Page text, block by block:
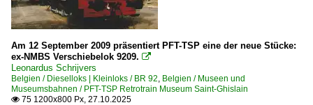
Am 12 September 2009 präsentiert PFT-TSP eine der neue Stücke:
ex-NMBS Verschiebelok 9209. 
Leonardus Schrijvers
Belgien / Dieselloks | Kleinloks / BR 92, Belgien / Museen und
Museumsbahnen / PFT-TSP Retrotrain Museum Saint-Ghislain
 75 1200x800 Px, 27.10.2025